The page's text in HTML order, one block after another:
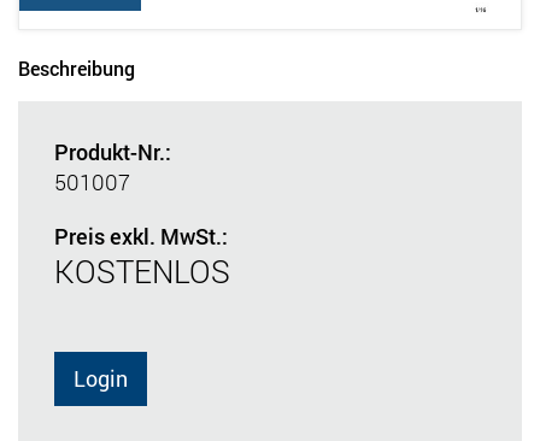
Beschreibung
Produkt-Nr.:
501007
Preis exkl. MwSt.:
KOSTENLOS
Login